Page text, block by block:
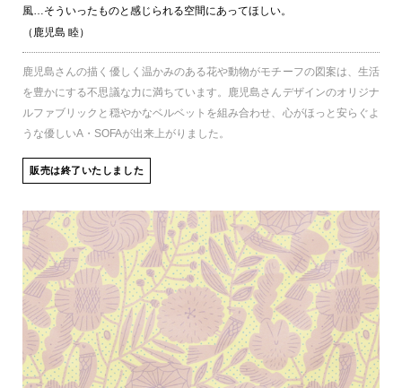
風…そういったものと感じられる空間にあってほしい。
（鹿児島 睦）
鹿児島さんの描く優しく温かみのある花や動物がモチーフの図案は、生活
を豊かにする不思議な力に満ちています。鹿児島さんデザインのオリジナ
ルファブリックと穏やかなベルベットを組み合わせ、心がほっと安らぐよ
うな優しいA・SOFAが出来上がりました。
販売は終了いたしました